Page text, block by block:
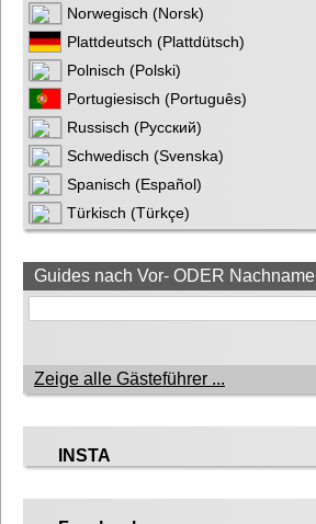
Norwegisch (Norsk)
Plattdeutsch (Plattdütsch)
Polnisch (Polski)
Portugiesisch (Português)
Russisch (Русский)
Schwedisch (Svenska)
Spanisch (Español)
Türkisch (Türkçe)
Guides nach Vor- ODER Nachname
Zeige alle Gästeführer ...
INSTA